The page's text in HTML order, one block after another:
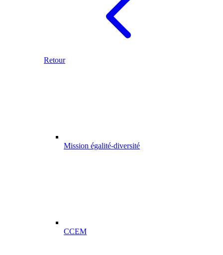
Retour
Mission égalité-diversité
CCEM